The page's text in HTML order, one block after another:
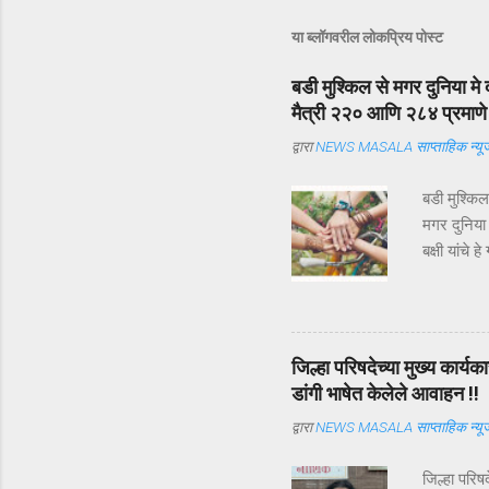
या ब्लॉगवरील लोकप्रिय पोस्ट
बडी मुश्किल से मगर दुनिया मे
मैत्री २२० आणि २८४ प्रमाणे
द्वाराNEWS MASALA साप्ताहिक
बडी
मगर
बक्षी यांचे
व्याख्या
ज्याला
व्याख्या
जिल्हा परिषदेच्या मुख्य
डांगी भाषेत केलेले आवाहन !!
द्वाराNEWS MASALA साप्ताहिक
जिल्हा